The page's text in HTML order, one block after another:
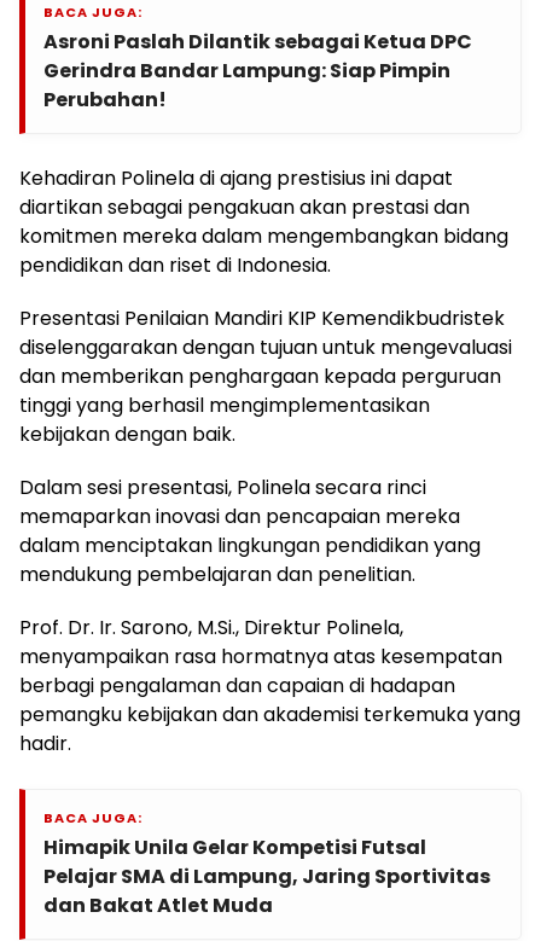
BACA JUGA:
Asroni Paslah Dilantik sebagai Ketua DPC
Gerindra Bandar Lampung: Siap Pimpin
Perubahan!
Kehadiran Polinela di ajang prestisius ini dapat
diartikan sebagai pengakuan akan prestasi dan
komitmen mereka dalam mengembangkan bidang
pendidikan dan riset di Indonesia.
Presentasi Penilaian Mandiri KIP Kemendikbudristek
diselenggarakan dengan tujuan untuk mengevaluasi
dan memberikan penghargaan kepada perguruan
tinggi yang berhasil mengimplementasikan
kebijakan dengan baik.
Dalam sesi presentasi, Polinela secara rinci
memaparkan inovasi dan pencapaian mereka
dalam menciptakan lingkungan pendidikan yang
mendukung pembelajaran dan penelitian.
Prof. Dr. Ir. Sarono, M.Si., Direktur Polinela,
menyampaikan rasa hormatnya atas kesempatan
berbagi pengalaman dan capaian di hadapan
pemangku kebijakan dan akademisi terkemuka yang
hadir.
BACA JUGA:
Himapik Unila Gelar Kompetisi Futsal
Pelajar SMA di Lampung, Jaring Sportivitas
dan Bakat Atlet Muda